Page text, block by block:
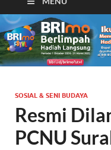
SOSIAL & SENI BUDAYA
Resmi
PCNU